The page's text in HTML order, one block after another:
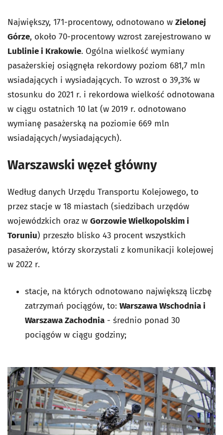
Największy, 171-procentowy, odnotowano w Zielonej
Górze, około 70-procentowy wzrost zarejestrowano w
Lublinie i Krakowie. Ogólna wielkość wymiany
pasażerskiej osiągnęła rekordowy poziom 681,7 mln
wsiadających i wysiadających. To wzrost o 39,3% w
stosunku do 2021 r. i rekordowa wielkość odnotowana
w ciągu ostatnich 10 lat (w 2019 r. odnotowano
wymianę pasażerską na poziomie 669 mln
wsiadających/wysiadających).
Warszawski węzeł główny
Według danych Urzędu Transportu Kolejowego, to
przez stacje w 18 miastach (siedzibach urzędów
wojewódzkich oraz w Gorzowie Wielkopolskim i
Toruniu) przeszło blisko 43 procent wszystkich
pasażerów, którzy skorzystali z komunikacji kolejowej
w 2022 r.
stacje, na których odnotowano największą liczbę
zatrzymań pociągów, to: Warszawa Wschodnia i
Warszawa Zachodnia - średnio ponad 30
pociągów w ciągu godziny;